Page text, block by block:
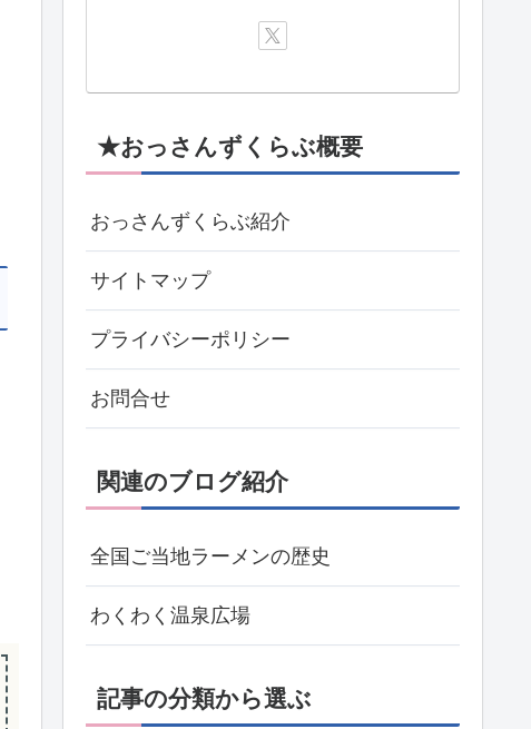
★おっさんずくらぶ概要
おっさんずくらぶ紹介
サイトマップ
プライバシーポリシー
お問合せ
関連のブログ紹介
全国ご当地ラーメンの歴史
わくわく温泉広場
記事の分類から選ぶ